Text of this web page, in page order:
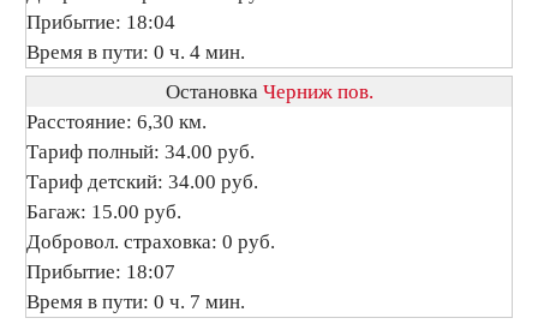
Прибытие: 18:04
Время в пути: 0 ч. 4 мин.
Остановка Черниж пов.
Расстояние: 6,30 км.
Тариф полный: 34.00 руб.
Тариф детский: 34.00 руб.
Багаж: 15.00 руб.
Добровол. страховка: 0 руб.
Прибытие: 18:07
Время в пути: 0 ч. 7 мин.